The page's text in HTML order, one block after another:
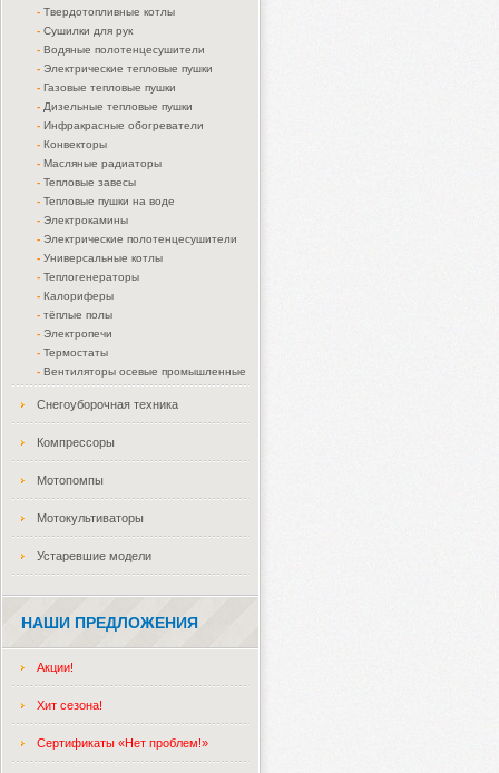
- Твердотопливные котлы
- Сушилки для рук
- Водяные полотенцесушители
- Электрические тепловые пушки
- Газовые тепловые пушки
- Дизельные тепловые пушки
- Инфракрасные обогреватели
- Конвекторы
- Масляные радиаторы
- Тепловые завесы
- Тепловые пушки на воде
- Электрокамины
- Электрические полотенцесушители
- Универсальные котлы
- Теплогенераторы
- Калориферы
- тёплые полы
- Электропечи
- Термостаты
- Вентиляторы осевые промышленные
Снегоуборочная техника
Компрессоры
Мотопомпы
Мотокультиваторы
Устаревшие модели
НАШИ ПРЕДЛОЖЕНИЯ
Акции!
Хит сезона!
Сертификаты «Нет проблем!»